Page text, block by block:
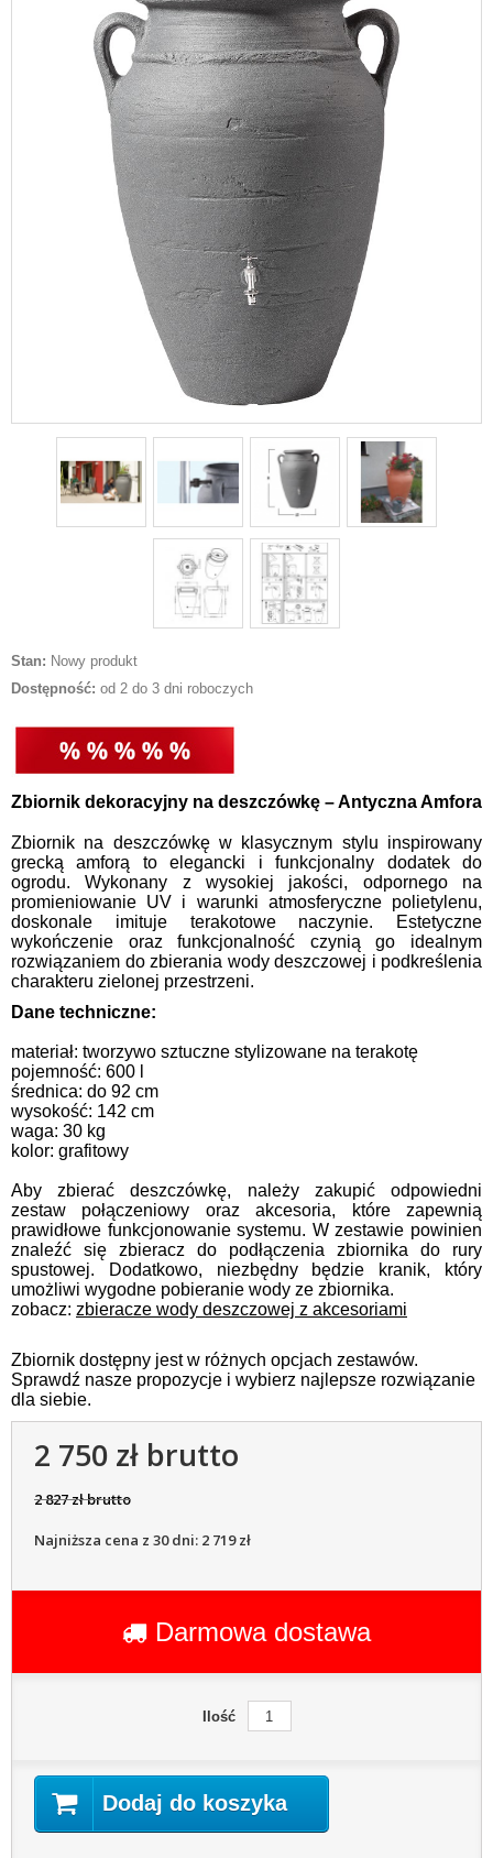
Stan: Nowy produkt
Dostępność: od 2 do 3 dni roboczych
Zbiornik dekoracyjny na deszczówkę – Antyczna Amfora
Zbiornik na deszczówkę w klasycznym stylu inspirowany
grecką amforą to elegancki i funkcjonalny dodatek do
ogrodu. Wykonany z wysokiej jakości, odpornego na
promieniowanie UV i warunki atmosferyczne polietylenu,
doskonale imituje terakotowe naczynie. Estetyczne
wykończenie oraz funkcjonalność czynią go idealnym
rozwiązaniem do zbierania wody deszczowej i podkreślenia
charakteru zielonej przestrzeni.
Dane techniczne:
materiał: tworzywo sztuczne stylizowane na terakotę
pojemność: 600 l
średnica: do 92 cm
wysokość: 142 cm
waga: 30 kg
kolor: grafitowy
Aby zbierać deszczówkę, należy zakupić odpowiedni
zestaw połączeniowy oraz akcesoria, które zapewnią
prawidłowe funkcjonowanie systemu. W zestawie powinien
znaleźć się zbieracz do podłączenia zbiornika do rury
spustowej. Dodatkowo, niezbędny będzie kranik, który
umożliwi wygodne pobieranie wody ze zbiornika.
zobacz: zbieracze wody deszczowej z akcesoriami
Zbiornik dostępny jest w różnych opcjach zestawów.
Sprawdź nasze propozycje i wybierz najlepsze rozwiązanie
dla siebie.
2 750 zł brutto
2 827 zł brutto
Najniższa cena z 30 dni: 2 719 zł
Darmowa dostawa
Ilość
Dodaj do koszyka